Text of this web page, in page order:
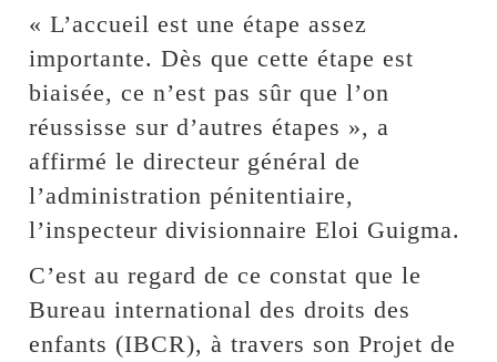
« L’accueil est une étape assez
importante. Dès que cette étape est
biaisée, ce n’est pas sûr que l’on
réussisse sur d’autres étapes », a
affirmé le directeur général de
l’administration pénitentiaire,
l’inspecteur divisionnaire Eloi Guigma.
C’est au regard de ce constat que le
Bureau international des droits des
enfants (IBCR), à travers son Projet de